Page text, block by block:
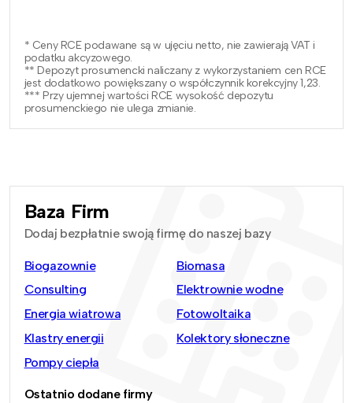
* Ceny RCE podawane są w ujęciu netto, nie zawierają VAT i
podatku akcyzowego.
** Depozyt prosumencki naliczany z wykorzystaniem cen RCE
jest dodatkowo powiększany o współczynnik korekcyjny 1,23.
*** Przy ujemnej wartości RCE wysokość depozytu
prosumenckiego nie ulega zmianie.
Baza Firm
Dodaj bezpłatnie swoją firmę do naszej bazy
Biogazownie
Biomasa
Consulting
Elektrownie wodne
Energia wiatrowa
Fotowoltaika
Klastry energii
Kolektory słoneczne
Pompy ciepła
Ostatnio dodane firmy